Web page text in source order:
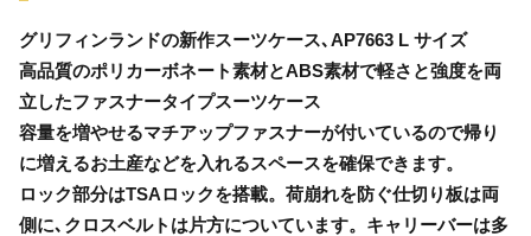
グリフィンランドの新作スーツケース､AP7663 L サイズ
高品質のポリカーボネート素材とABS素材で軽さと強度を両
立したファスナータイプスーツケース
容量を増やせるマチアップファスナーが付いているので帰り
に増えるお土産などを入れるスペースを確保できます。
ロック部分はTSAロックを搭載。荷崩れを防ぐ仕切り板は両
側に､クロスベルトは片方についています。キャリーバーは多